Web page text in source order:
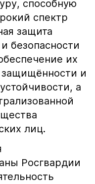
способную
спектр
защита
безопасности
их
защищённости и
а
лиц.
Росгвардии